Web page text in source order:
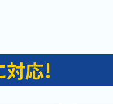
対応!